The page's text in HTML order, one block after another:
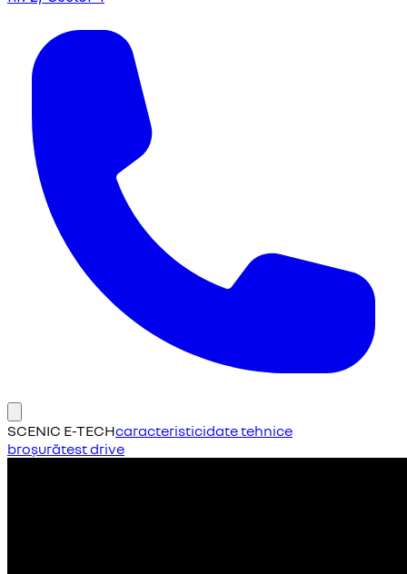
SCENIC E-TECHcaracteristicidate tehnice
broșurătest drive